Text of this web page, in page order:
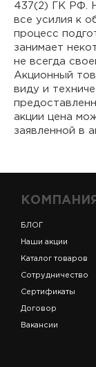
437(2) ГК РФ.
все усилия к
процесс
занимает
не всегда
Акционный
виду и
акции цена
заявленной в
КОМПАНИЯ
БЛОГ
Наши акции
Каталог товаров
Сотрудничество
Сертификаты
Договор
Вакансии